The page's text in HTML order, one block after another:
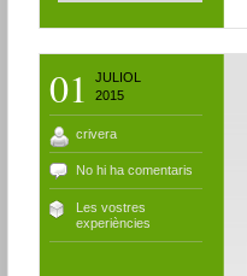
01
JULIOL
2015
crivera
No hi ha comentaris
Les vostres
experiències